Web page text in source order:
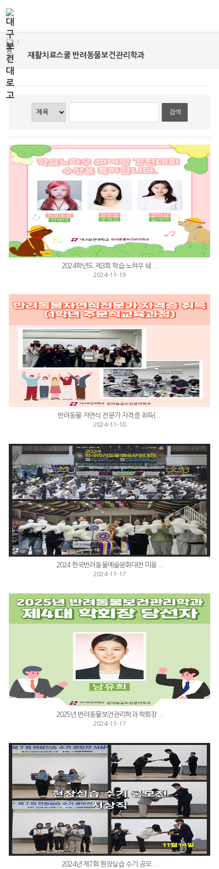
재활치료스쿨 반려동물보건관리학과
>
검색
2024학년도 제3회 학습 노하우 쉐 ...
2024-11-19
반려동물 자연식 전문가 자격증 취득( ...
2024-11-18
2024 한국반려동물예술문화대전 미용 ...
2024-11-17
2025년 반려동물보건관리학과 학회장 ...
2024-11-17
2024년 제7회 현장실습 수기 공모 ...